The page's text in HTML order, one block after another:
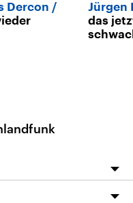
Dercon
Jürgen
das